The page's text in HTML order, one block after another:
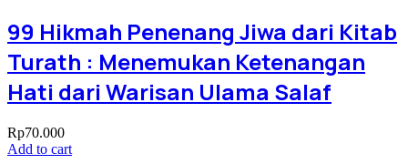
99 Hikmah Penenang Jiwa dari Kitab
Turath : Menemukan Ketenangan
Hati dari Warisan Ulama Salaf
Rp70.000
Add to cart